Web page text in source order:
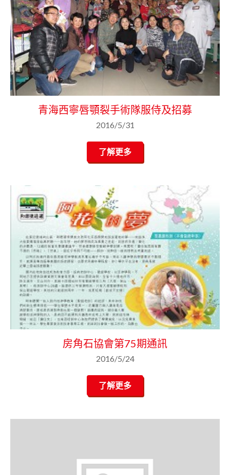
青海西寧唇顎裂手術隊服侍及招募
2016/5/31
了解更多
房角石協會第75期通訊
2016/5/24
了解更多